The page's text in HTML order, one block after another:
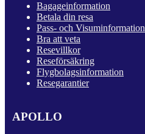
Bagageinformation
Betala din resa
Pass- och Visuminformation
Bra att veta
Resevillkor
Reseförsäkring
Flygbolagsinformation
Resegarantier
APOLLO